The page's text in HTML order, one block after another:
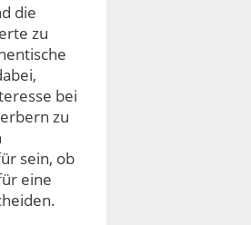
die
zu
bei
zu
sein, ob
eine